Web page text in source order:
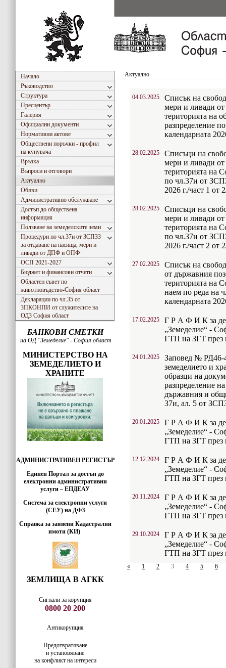
Начало
Ръководство
Структура
Пресцентър
Галерия
Официални документи
Нормативни актове
Обществени поръчки - профил
на купувача
Връзка
Въпроси и отговори
Актуално
Обяви
Административно обслужване
Достъп до обществена
информация
Ползване на земеделските земи
Процедури по чл.37и от ЗСПЗЗ
за отдаване на пасища, мери и
ливади от ДПФ и ОПФ
ОСП 2021-2027
Бюджет и финансови отчети
Областен съвет по
животновъдство-София област
Декларации по чл.35 от
ЗПКОНПИ от служителите на
ОДЗ София област
БАНКОВИ СМЕТКИ
на ОД "Земеделие" - София област
МИНИСТЕРСТВО НА
ЗЕМЕДЕЛИЕТО И
ХРАНИТЕ
АДМИНИСТРАТИВЕН РЕГИСТЪР
Единен Портал за достъп до
електронни административни
услуги – ЕПДЕАУ
Система за електронни услуги
(СЕУ) на ДФЗ
Справка за заявени Кадастрални
имоти (КИ)
ЗЕМЛИЩА В АГКК
Сигнали за корупция
0800 20 200
Антикорупция
Предотвратяване
и установяване
на конфликт на интереси
Актуално
04.03.2025
Списък на
мери и ливади
територията на
разпределение
календарната
28.02.2025
Списъци на
мери и ливади
територията на
по чл.37и от
2026 г./част 1 от
28.02.2025
Списъци на
мери и ливади
територията на
по чл.37и от
2026 г./част 2 от
27.02.2025
Списък на
от държавния
територията на
наем по реда на
календарната
17.02.2025
Г Р А Ф И К за
„Земеделие“ -
ГТП на ЗГТ през
24.01.2025
Заповед № РД46-
земеделието и
образци на
разпределение
държавния и
37и, ал. 5 от
20.01.2025
Г Р А Ф И К за
„Земеделие“ -
ГТП на ЗГТ през
12.12.2024
Г Р А Ф И К за
„Земеделие“ -
ГТП на ЗГТ през
20.11.2024
Г Р А Ф И К за
„Земеделие“ -
ГТП на ЗГТ през
29.10.2024
Г Р А Ф И К за
„Земеделие“ -
ГТП на ЗГТ през
« 1 2 3 4 5 6